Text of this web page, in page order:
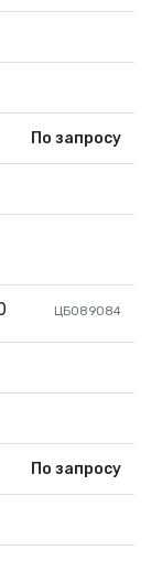
По запросу
ЦБ089084
По запросу